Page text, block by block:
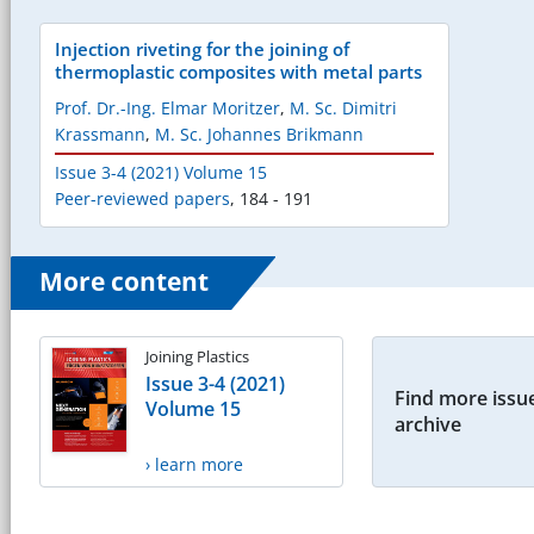
Injection riveting for the joining of
thermoplastic composites with metal parts
Prof. Dr.-Ing. Elmar Moritzer, M. Sc. Dimitri
Krassmann, M. Sc. Johannes Brikmann
Issue 3-4 (2021) Volume 15
Peer-reviewed papers, 184 - 191
More content
Joining Plastics
Issue 3-4 (2021)
Volume 15
› learn more
Find more
archive